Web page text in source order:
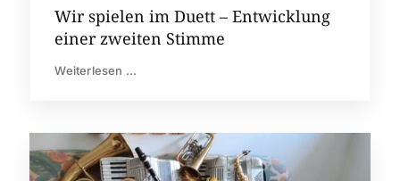
Wir spielen im Duett – Entwicklung
einer zweiten Stimme
Weiterlesen ...